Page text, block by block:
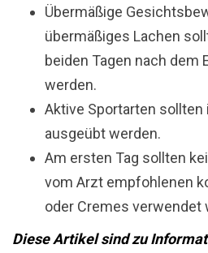
Übermäßige
übermäßiges Lachen
beiden Tagen nach dem
werden.
Aktive Sportarten
ausgeübt werden.
Am ersten Tag sollten
vom Arzt empfohlenen
oder Cremes verwendet
Diese Artikel sind zu